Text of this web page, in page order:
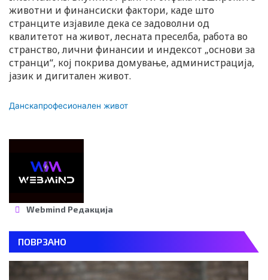
животни и финансиски фактори, каде што
странците изјавиле дека се задоволни од
квалитетот на живот, лесната преселба, работа во
странство, лични финансии и индексот „основи за
странци“, кој покрива домување, администрација,
јазик и дигитален живот.
Данскапрофесионален живот
Webmind Редакција
ПОВРЗАНО